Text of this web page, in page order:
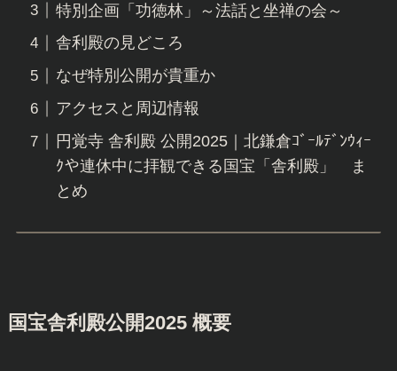
特別企画「功徳林」～法話と坐禅の会～
舎利殿の見どころ
なぜ特別公開が貴重か
アクセスと周辺情報
円覚寺 舎利殿 公開2025｜北鎌倉ｺﾞｰﾙﾃﾞﾝｳｨｰ
ｸや連休中に拝観できる国宝「舎利殿」 ま
とめ
国宝舎利殿公開2025 概要